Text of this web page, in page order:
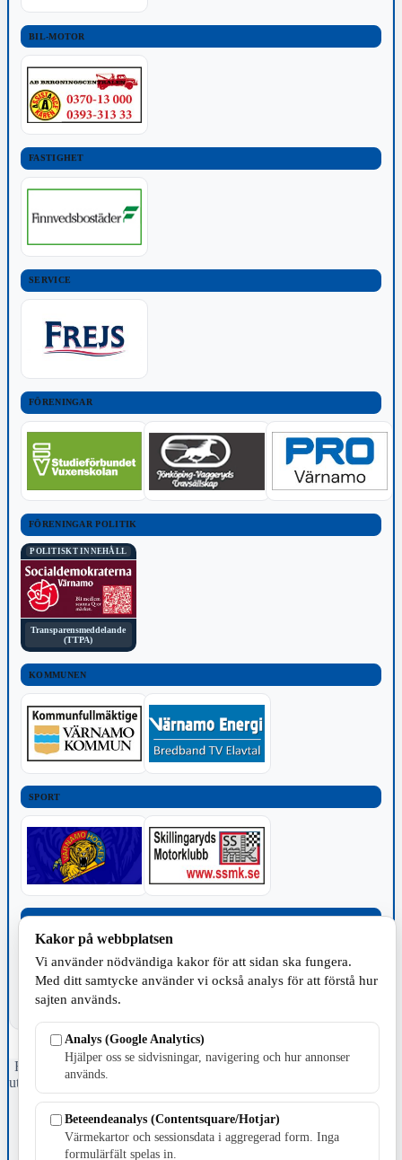
BIL-MOTOR
FASTIGHET
SERVICE
FÖRENINGAR
FÖRENINGAR POLITIK
POLITISKT INNEHÅLL
Transparensmeddelande
(TTPA)
KOMMUNEN
SPORT
TILLVERKNING
Fristående webbtidningsföretag grundat 1991 som sedan 2002 ger
ut tidningen Skillingaryd.nu och 2010 lanserades Värnamo.nu. Från
april 2026 omfattar Skillingaryd.nu tre kommuner: Gnosjö,
Värnamo och Vaggeryds kommun.
Kontakta oss
Kakor på webbplatsen
Vi använder nödvändiga kakor för att sidan ska fungera.
Med ditt samtycke använder vi också analys för att förstå hur
sajten används.
Analys (Google Analytics)
Hjälper oss se sidvisningar, navigering och hur annonser
används.
Beteendeanalys (Contentsquare/Hotjar)
Värmekartor och sessionsdata i aggregerad form. Inga
formulärfält spelas in.